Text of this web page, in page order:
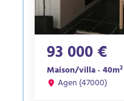
93 000 €
Maison/villa · 40m²
Agen (47000)